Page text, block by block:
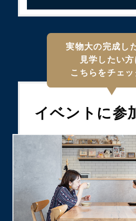
実物大の完成し
見学したい方
こちらをチェッ
イベントに参